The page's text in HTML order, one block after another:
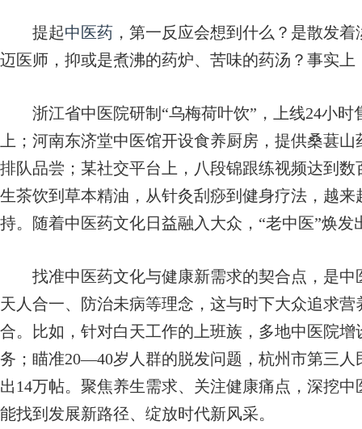
提起中医药 ，第一反应会想到什么？是散发
迈医师，抑或是煮沸的药炉、苦味的药汤？事实上
浙江省中医院研制“乌梅荷叶饮”，上线24小时
上；河南东济堂中医馆开设食养厨房，提供桑葚
排队品尝；某社交平台上，八段锦跟练视频达到
生茶饮到草本精油，从针灸刮痧到健身疗法，越
持。随着中医药文化日益融入大众，“老中医”焕发
找准中医药文化与健康新需求的契合点，是中
天人合一、防治未病等理念，这与时下大众追求
合。比如，针对白天工作的上班族，多地中医院
务；瞄准20—40岁人群的脱发问题，杭州市第三
出14万帖。聚焦养生需求、关注健康痛点，深挖
能找到发展新路径、绽放时代新风采。